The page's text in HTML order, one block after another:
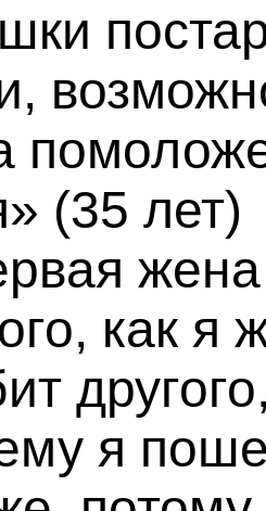
(35 лет)
как я
я